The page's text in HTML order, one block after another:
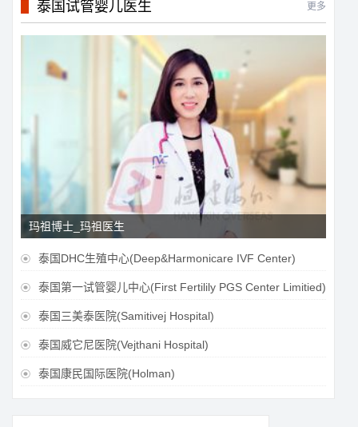
泰国试管婴儿医生 更多
玛祖博士_玛祖医生
 泰国DHC生殖中心(Deep&Harmonicare IVF Center)
 泰国第一试管婴儿中心(First Fertilily PGS Center Limitied)
 泰国三美泰医院(Samitivej Hospital)
 泰国威它尼医院(Vejthani Hospital)
 泰国康民国际医院(Holman)